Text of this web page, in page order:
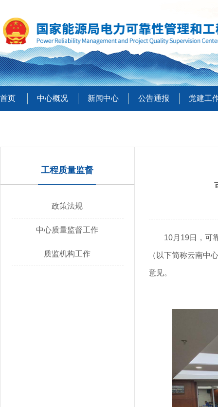
首页 中心概况 新闻中心 公告通报 党建工
工程质量监督
政策法规
中心质量监督工作
质监机构工作
10月19日，可
（以下简称云南中
意见。